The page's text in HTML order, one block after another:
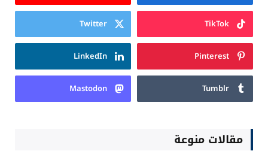
TikTok
Twitter
Pinterest
LinkedIn
Tumblr
Mastodon
مقالات منوعة